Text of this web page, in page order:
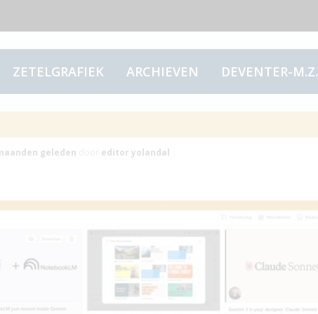
ZETELGRAFIEK ARCHIEVEN DEVENTER-M.Z.
geleden
editor yolandal